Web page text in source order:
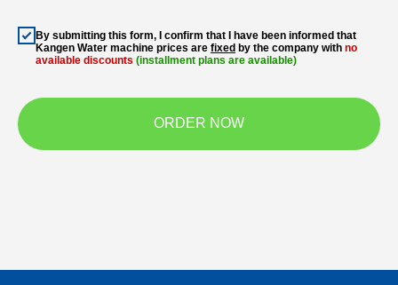
By submitting this form, I confirm that I have been informed that
Kangen Water machine prices are fixed by the company with no
available discounts (installment plans are available)
ORDER NOW